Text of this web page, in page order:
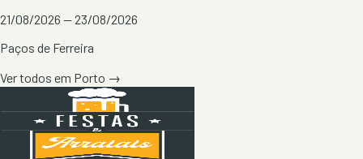
21/08/2026 — 23/08/2026
Paços de Ferreira
Ver todos em Porto →